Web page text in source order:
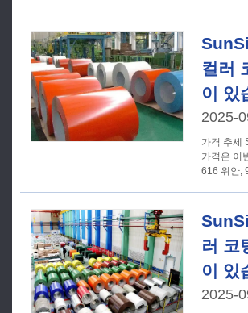
컬러
이 있
2025-
가격 추세 SunSirs 의 상품 시장 분석 시스템에 따르면, 컬러 코팅 시트
가격은 이
616 위안,
러 코
이 있
2025-